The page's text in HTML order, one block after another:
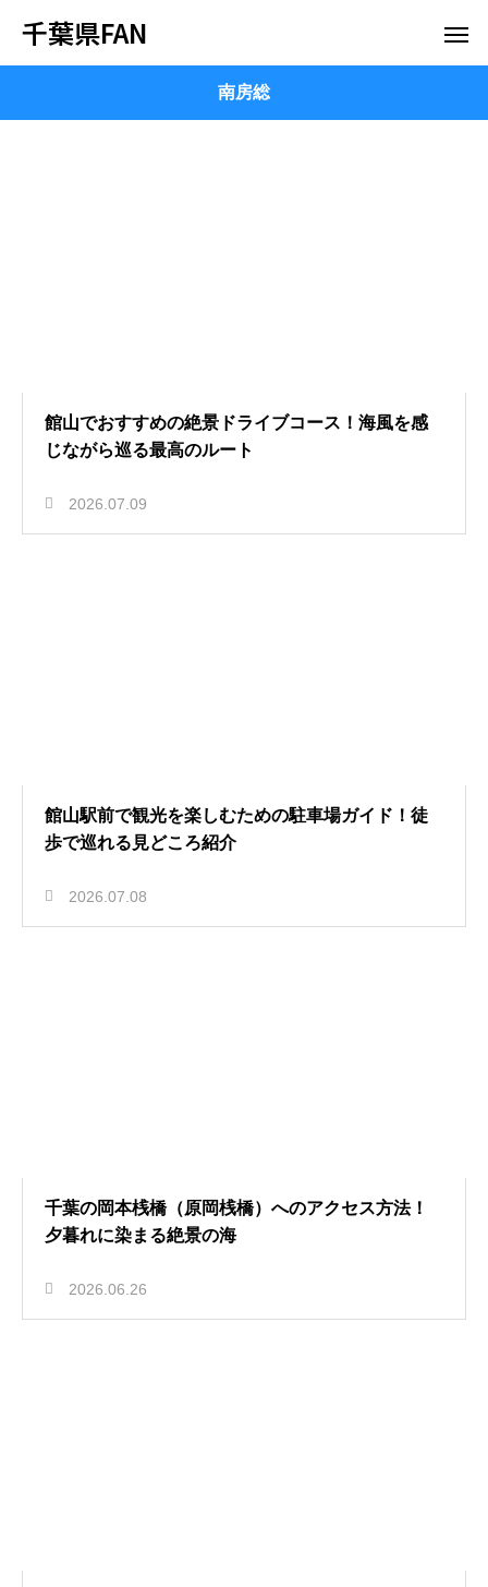
千葉県FAN
南房総
館山でおすすめの絶景ドライブコース！海風を感
じながら巡る最高のルート
2026.07.09
館山駅前で観光を楽しむための駐車場ガイド！徒
歩で巡れる見どころ紹介
2026.07.08
千葉の岡本桟橋（原岡桟橋）へのアクセス方法！
夕暮れに染まる絶景の海
2026.06.26